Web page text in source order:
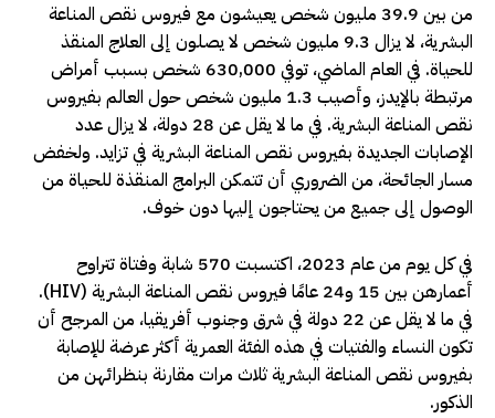
من بين 39.9 مليون شخص يعيشون مع فيروس نقص المناعة
البشرية، لا يزال 9.3 مليون شخص لا يصلون إلى العلاج المنقذ
للحياة. في العام الماضي، توفي 630,000 شخص بسبب أمراض
مرتبطة بالإيدز، وأصيب 1.3 مليون شخص حول العالم بفيروس
نقص المناعة البشرية. في ما لا يقل عن 28 دولة، لا يزال عدد
الإصابات الجديدة بفيروس نقص المناعة البشرية في تزايد. ولخفض
مسار الجائحة، من الضروري أن تتمكن البرامج المنقذة للحياة من
الوصول إلى جميع من يحتاجون إليها دون خوف.
في كل يوم من عام 2023، اكتسبت 570 شابة وفتاة تتراوح
أعمارهن بين 15 و24 عامًا فيروس نقص المناعة البشرية (HIV).
في ما لا يقل عن 22 دولة في شرق وجنوب أفريقيا، من المرجح أن
تكون النساء والفتيات في هذه الفئة العمرية أكثر عرضة للإصابة
بفيروس نقص المناعة البشرية ثلاث مرات مقارنة بنظرائهن من
الذكور.